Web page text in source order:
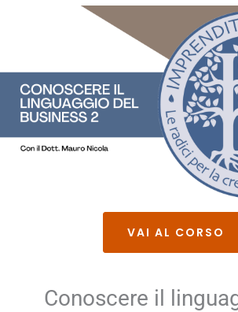
VAI AL CORSO
Conoscere il